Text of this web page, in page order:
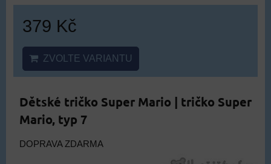
379 Kč
ZVOLTE VARIANTU
Dětské tričko Super Mario | tričko Super
Mario, typ 7
DOPRAVA ZDARMA